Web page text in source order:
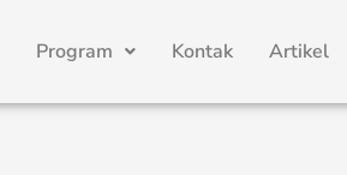
Program Kontak Artikel